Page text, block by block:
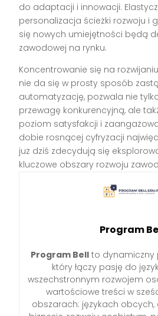
do adaptacji i innowacji.
personalizacja ścieżki rozwoju i
się nowych umiejętności będą
zawodowej na rynku.
Koncentrowanie się na
nie da się w prosty sposób
automatyzację, pozwala nie
przewagę konkurencyjną, ale
poziom satysfakcji i
dobie rosnącej cyfryzacji
już dziś zdecydują się
kluczowe obszary rozwoju
Program
Program Bellto dynamiczny
który łączy pasję do
wszechstronnym rozwojem
wartościowe treści w
obszarach: językach obcych,